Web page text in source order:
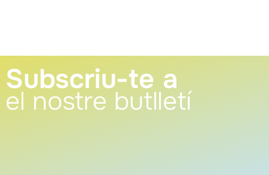
Subscriu-te a
el nostre butlletí